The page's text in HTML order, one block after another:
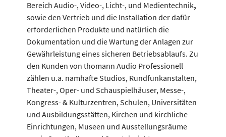
Bereich Audio-, Video-, Licht-, und Medientechnik,
sowie den Vertrieb und die Installation der dafür
erforderlichen Produkte und natürlich die
Dokumentation und die Wartung der Anlagen zur
Gewährleistung eines sicheren Betriebsablaufs. Zu
den Kunden von thomann Audio Professionell
zählen u.a. namhafte Studios, Rundfunkanstalten,
Theater-, Oper- und Schauspielhäuser, Messe-,
Kongress- & Kulturzentren, Schulen, Universitäten
und Ausbildungsstätten, Kirchen und kirchliche
Einrichtungen, Museen und Ausstellungsräume